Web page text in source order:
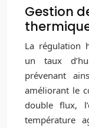
Gestion
La régulation
un taux
prévenant
améliorant le
double flux,
température